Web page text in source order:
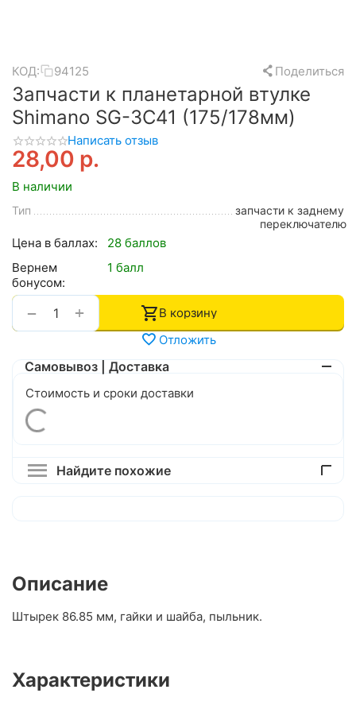
КОД: 94125 Поделиться
Запчасти к планетарной втулке
Shimano SG-3C41 (175/178мм)
Написать отзыв
28,00 р.
В наличии
Тип
запчасти к заднему
переключателю
Цена в баллах:
28 баллов
Вернем
бонусом:
1 балл
+
−
В корзину
Отложить
Самовывоз | Доставка
Стоимость и сроки доставки
Найдите похожие
Описание
Штырек 86.85 мм, гайки и шайба, пыльник.
Характеристики